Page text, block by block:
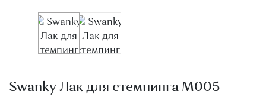
Swanky Лак для стемпинга M005